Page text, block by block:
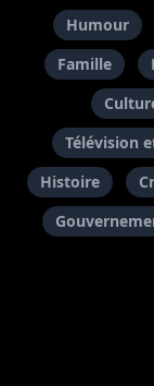
Humour
Famille
Télévision
Histoire